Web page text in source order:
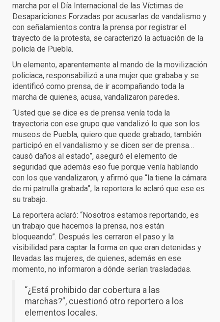
marcha por el Día Internacional de las Víctimas de
Desapariciones Forzadas por acusarlas de vandalismo y
con señalamientos contra la prensa por registrar el
trayecto de la protesta, se caracterizó la actuación de la
policía de Puebla.
Un elemento, aparentemente al mando de la movilización
policiaca, responsabilizó a una mujer que grababa y se
identificó como prensa, de ir acompañando toda la
marcha de quienes, acusa, vandalizaron paredes.
“Usted que se dice es de prensa venía toda la
trayectoria con ese grupo que vandalizó lo que son los
museos de Puebla, quiero que quede grabado, también
participó en el vandalismo y se dicen ser de prensa…
causó daños al estado”, aseguró el elemento de
seguridad que además eso fue porque venía hablando
con los que vandalizaron, y afirmó que “la tiene la cámara
de mi patrulla grabada”, la reportera le aclaró que ese es
su trabajo.
La reportera aclaró: “Nosotros estamos reportando, es
un trabajo que hacemos la prensa, nos están
bloqueando”. Después les cerraron el paso y la
visibilidad para captar la forma en que eran detenidas y
llevadas las mujeres, de quienes, además en ese
momento, no informaron a dónde serían trasladadas.
“¿Está prohibido dar cobertura a las
marchas?”, cuestionó otro reportero a los
elementos locales.